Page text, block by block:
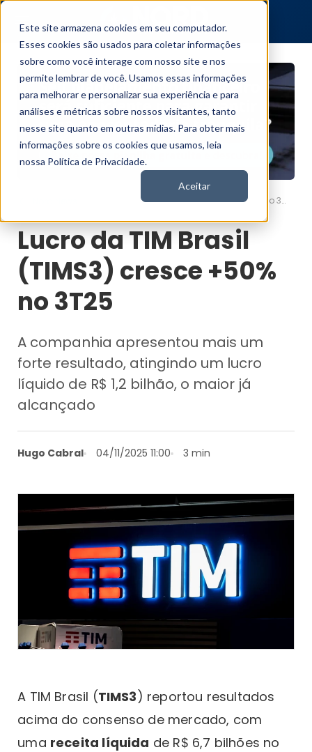
Este site armazena cookies em seu computador.
Esses cookies são usados para coletar informações
sobre como você interage com nosso site e nos
permite lembrar de você. Usamos essas informações
para melhorar e personalizar sua experiência e para
análises e métricas sobre nossos visitantes, tanto
nesse site quanto em outras mídias. Para obter mais
informações sobre os cookies que usamos, leia
nossa Política de Privacidade.
Aceitar
Lucro da TIM Brasil (TIMS3) cresce +50% no 3T25
Lucro da TIM Brasil
(TIMS3) cresce +50%
no 3T25
A companhia apresentou mais um
forte resultado, atingindo um lucro
líquido de R$ 1,2 bilhão, o maior já
alcançado
Hugo Cabral 04/11/2025 11:00 3 min
A TIM Brasil (TIMS3) reportou resultados
acima do consenso de mercado, com
uma receita líquida de R$ 6,7 bilhões no